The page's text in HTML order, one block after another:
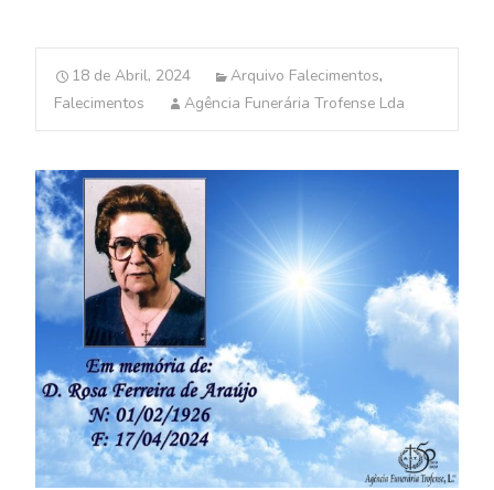
18 de Abril, 2024 Arquivo Falecimentos,
Falecimentos
Agência Funerária Trofense Lda